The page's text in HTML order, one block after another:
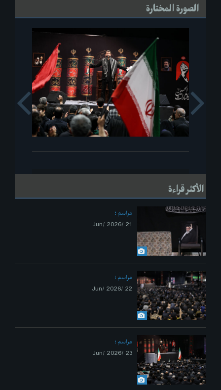
الصورة المختارة
Next
الأكثر قراءة
مراسم
21 /Jun/ 2026
مراسم
22 /Jun/ 2026
مراسم
23 /Jun/ 2026